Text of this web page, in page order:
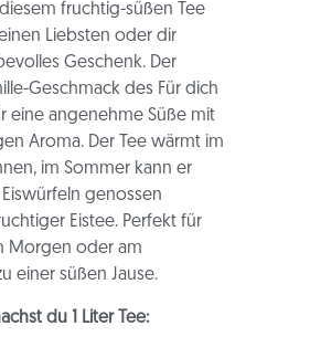
fruchtig-süßen Tee
Liebsten oder dir
Geschenk. Der
Geschmack des Für dich
eine angenehme Süße mit
Aroma. Der Tee wärmt im
im Sommer kann er
genossen
Eistee. Perfekt für
Morgen oder am
einer süßen Jause.
du 1 Liter Tee: